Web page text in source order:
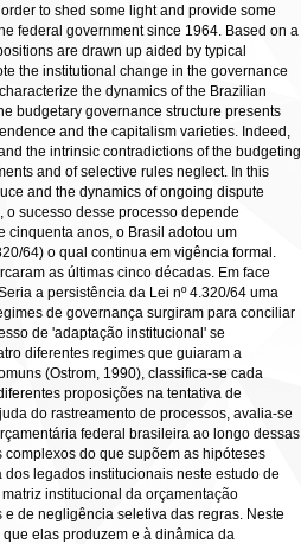
to shed some light and provide some
federal government since 1964. Based on a
are drawn up aided by typical
the institutional change in the governance
the dynamics of the Brazilian
budgetary governance structure presents
and the capitalism varieties. Indeed,
the intrinsic contradictions of the budgeting
and of selective rules neglect. In this
and the dynamics of ongoing dispute
sucesso desse processo depende
cinquenta anos, o Brasil adotou um
64) o qual continua em vigência formal.
as últimas cinco décadas. Em face
a persistência da Lei nº 4.320/64 uma
de governança surgiram para conciliar
de 'adaptação institucional' se
diferentes regimes que guiaram a
(Ostrom, 1990), classifica-se cada
proposições na tentativa de
do rastreamento de processos, avalia-se
federal brasileira ao longo dessas
do que supõem as hipóteses
legados institucionais neste estudo de
institucional da orçamentação
de negligência seletiva das regras. Neste
elas produzem e à dinâmica da